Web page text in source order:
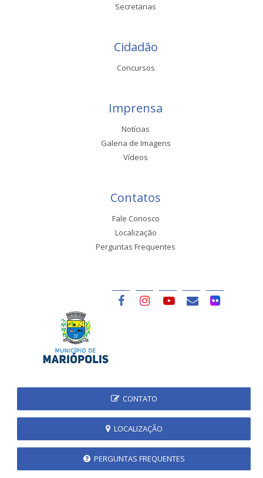
Secretarias
Cidadão
Concursos
Imprensa
Notícias
Galeria de Imagens
Vídeos
Contatos
Fale Conosco
Localização
Perguntas Frequentes
CONTATO
LOCALIZAÇÃO
PERGUNTAS FREQUENTES